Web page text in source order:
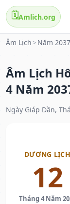
🗓️Amlich.org
Âm Lịch > Năm 2037
Âm Lịch
4 Năm
Ngày Giáp Dần,
DƯƠNG LỊCH
12
Tháng 4 Năm